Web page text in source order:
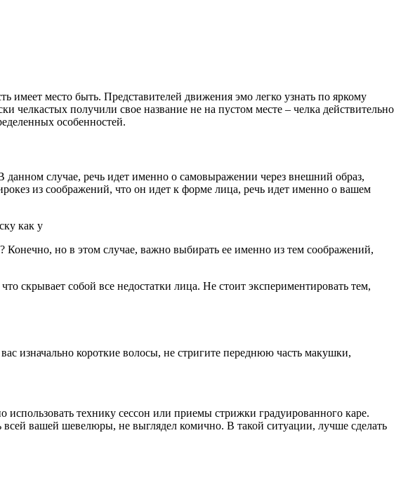
имеет место быть. Представителей движения эмо легко узнать по яркому
получили свое название не на пустом месте – челка действительно
особенностей.
данном случае, речь идет именно о самовыражении через внешний образ,
из соображений, что он идет к форме лица, речь идет именно о вашем
Конечно, но в этом случае, важно выбирать ее именно из тем соображений,
скрывает собой все недостатки лица. Не стоит экспериментировать тем,
изначально короткие волосы, не стригите переднюю часть макушки,
технику сессон или приемы стрижки градуированного каре.
вашей шевелюры, не выглядел комично. В такой ситуации, лучше сделать